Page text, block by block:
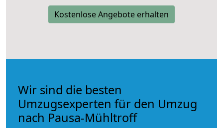
Kostenlose Angebote erhalten
Wir sind die besten
Umzugsexperten für den Umzug
nach Pausa-Mühltroff